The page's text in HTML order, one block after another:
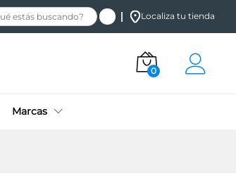
Localiza tu tienda
0
Marcas